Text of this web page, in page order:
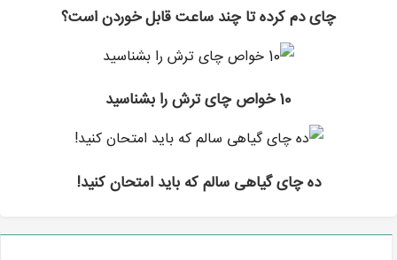
چای دم کرده تا چند ساعت قابل خوردن است؟
10 خواص چای ترش را بشناسید
ده چای گیاهی سالم که باید امتحان کنید!